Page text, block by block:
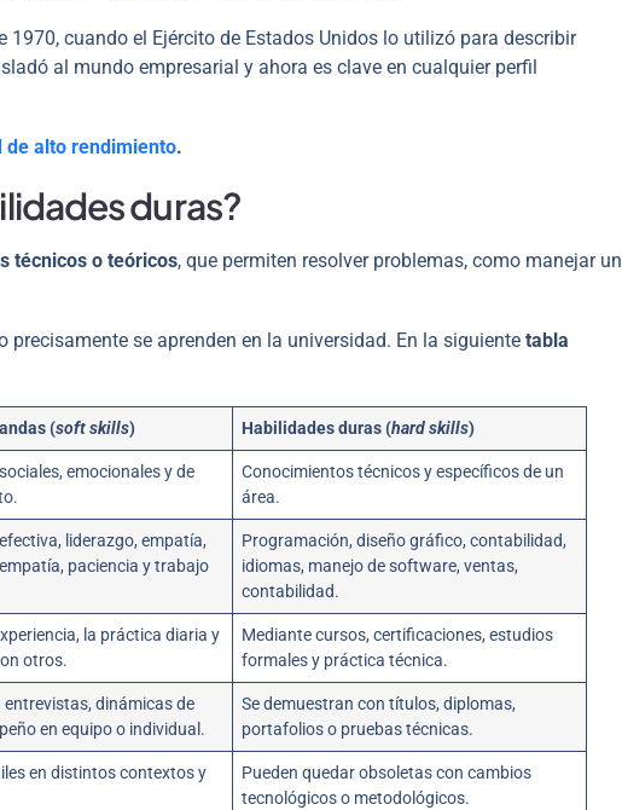
cuando el Ejército de Estados Unidos lo utilizó para describir
al mundo empresarial y ahora es clave en cualquier perfil
de alto rendimiento.
duras?
técnicos o teóricos, que permiten resolver problemas, como manejar un
precisamente se aprenden en la universidad. En la siguiente tabla
(soft skills) Habilidades duras (hard skills)
emocionales y de
Conocimientos técnicos y específicos de un
área.
liderazgo, empatía,
paciencia y trabajo
Programación, diseño gráfico, contabilidad,
idiomas, manejo de software, ventas,
contabilidad.
la práctica diaria y
otros.
Mediante cursos, certificaciones, estudios
formales y práctica técnica.
entrevistas, dinámicas de
en equipo o individual.
Se demuestran con títulos, diplomas,
portafolios o pruebas técnicas.
en distintos contextos y
Pueden quedar obsoletas con cambios
tecnológicos o metodológicos.